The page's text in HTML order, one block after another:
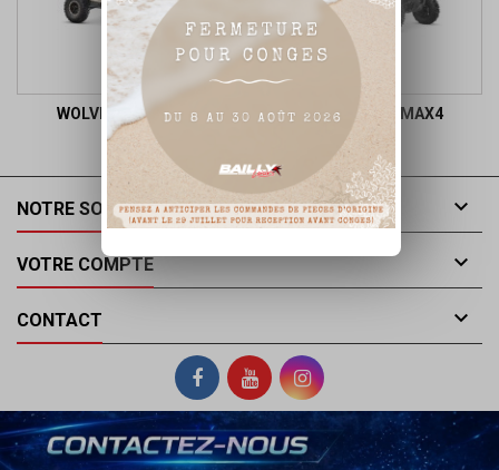
WOLVERINE RMAX2 WOLVERINE RMAX4
NOTRE SOCIÉTÉ 
VOTRE COMPTE 
CONTACT 